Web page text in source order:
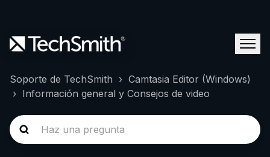
Soporte de TechSmith
Camtasia Editor (Windows)
Información general y Consejos de video